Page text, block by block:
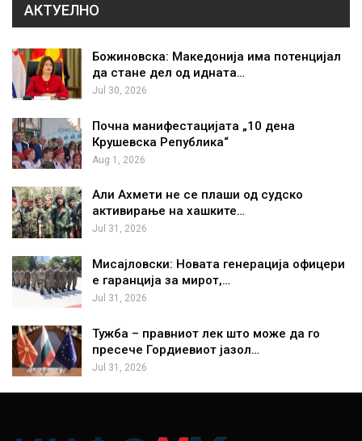
АКТУЕЛНО
Божиновска: Македонија има потенцијал
да стане дел од идната…
Jul 30, 2026
Почна манифестацијата „10 дена
Крушевска Република“
Aug 1, 2026
Али Ахмети не се плаши од судско
активирање на хашките…
Jul 31, 2026
Мисајловски: Новата генерација офицери
е гаранција за мирот,…
Jul 31, 2026
Тужба – правниот лек што може да го
пресече Гордиевиот јазол…
Jul 31, 2026